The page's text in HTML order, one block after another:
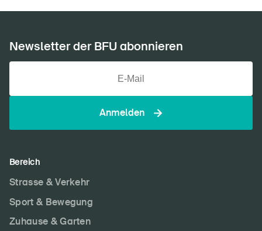
Newsletter der BFU abonnieren
Anmelden
Bereich
Strasse & Verkehr
Sport & Bewegung
Zuhause & Garten